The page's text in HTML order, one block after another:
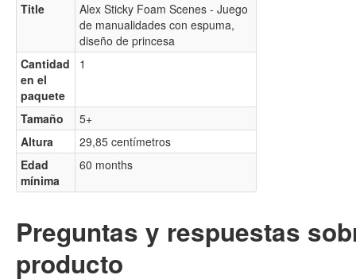
Title
Alex Sticky Foam Scenes - Juego
de manualidades con espuma,
diseño de princesa
Cantidad
en el
paquete
1
Tamaño
5+
Altura
29,85 centímetros
Edad
mínima
60 months
Preguntas y respuestas
producto